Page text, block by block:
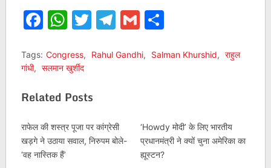
Facebook
WhatsApp
Twitter
Telegram
GmailShare
Tags: Congress, Rahul Gandhi, Salman Khurshid, राहुल
गांधी, सलमान खुर्शीद
Related Posts
राफेल की शस्त्र पूजा पर कांग्रेसी
खड़गे ने उठाया सवाल, निरुपम बोले-
‘वह नास्तिक हैं’
‘Howdy मोदी’ के लिए भारतीय
प्रधानमंत्री ने क्यों चुना अमेरिका का
ह्यूस्टन?